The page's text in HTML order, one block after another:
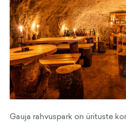
Gauja rahvuspark on ürituste